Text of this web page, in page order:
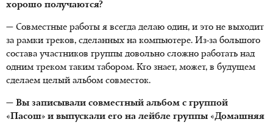
хорошо получаются?
— Совместные работы я всегда делаю один, и это не выходит
за рамки треков, сделанных на компьютере. Из-за большого
состава участников группы довольно сложно работать над
одним треком таким табором. Кто знает, может, в будущем
сделаем целый альбом совместок.
— Вы записывали совместный альбом с группой
«Пасош» и выпускали его на лейбле группы «Домашняя